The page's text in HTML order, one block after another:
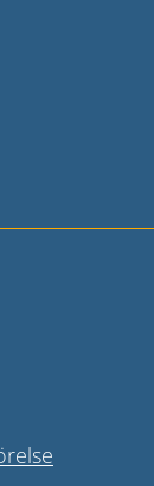
webbplats.
webbplats.